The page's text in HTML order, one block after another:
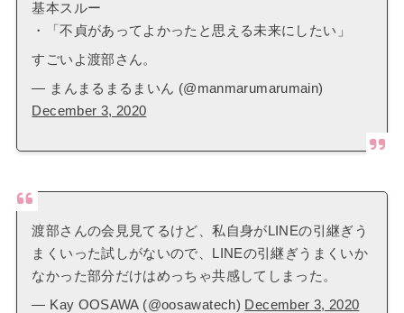
基本スルー
・「不貞があってよかったと思える未来にしたい」
すごいよ渡部さん。
— まんまるまるまいん (@manmarumarumain)
December 3, 2020
渡部さんの会見見てるけど、私自身がLINEの引継ぎう
まくいった試しがないので、LINEの引継ぎうまくいか
なかった部分だけはめっちゃ共感してしまった。
— Kay OOSAWA (@oosawatech) December 3, 2020